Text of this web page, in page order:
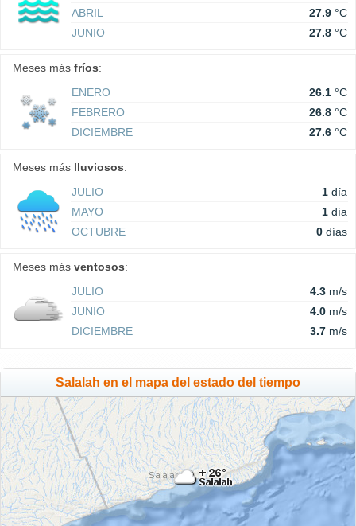
ABRIL
27.9 °C
JUNIO
27.8 °C
Meses más fríos:
ENERO
26.1 °C
FEBRERO
26.8 °C
DICIEMBRE
27.6 °C
Meses más lluviosos:
JULIO
1 día
MAYO
1 día
OCTUBRE
0 días
Meses más ventosos:
JULIO
4.3 m/s
JUNIO
4.0 m/s
DICIEMBRE
3.7 m/s
Salalah en el mapa del estado del tiempo